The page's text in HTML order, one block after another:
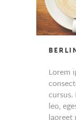
Lorem
leo,